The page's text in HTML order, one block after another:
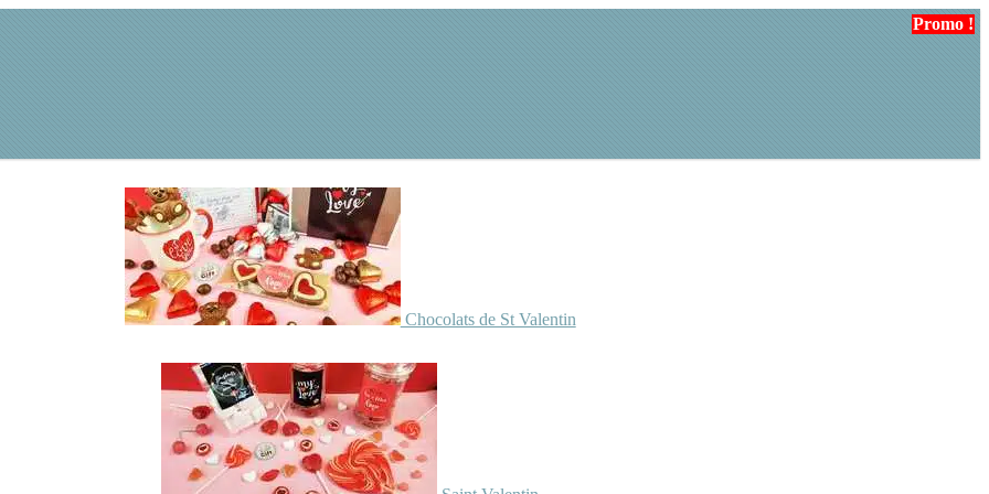
Chocolats de St Valentin
Promo !
Promo !